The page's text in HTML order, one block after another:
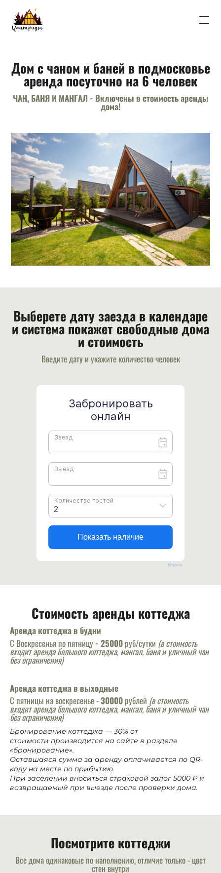
Дом с чаном и баней в подмосковье
аренда посуточно на 6 человек
ЧАН, БАНЯ И МАНГАЛ - Включены в стоимость аренды
дома!
Выберете дату заезда в календаре
и система покажет свободные дома
и стоимость
Введите дату и укажите количество человек
Bnovo
Стоимость аренды коттеджа
Аренда коттеджа в будни
С Воскресенья по пятницу - 25000 руб/сутки (в стоимость
входит аренда большого коттеджа, мангал, баня и уличный чан
без ограничения)
Аренда коттеджа в выходные
С пятницы на воскресенье -30000 рублей (в стоимость
входит аренда большого коттеджа, мангал, баня и уличный чан
без ограничения)
Бронирование коттеджа — 30% от
стоимости производится на сайте в разделе
«бронирование».
Оставшаяся сумма за аренду оплачивается по QR-
коду на месте по прибытию.
При заселении вноситься страховой залог 5000 ₽ и
возвращаемый при выезде после проверки дома.
Посмотрите коттеджи
Все дома одинаковые по наполнению, отличие только - цвет
стен внутри